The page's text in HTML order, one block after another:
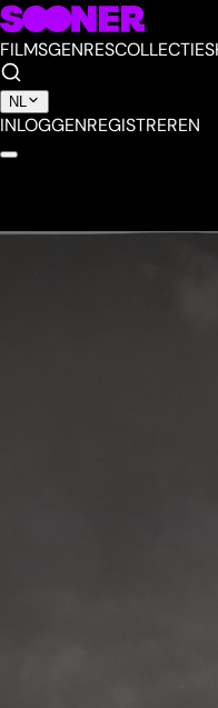
FILMSGENRESCOLLECTIES
NL
INLOGGENREGISTREREN